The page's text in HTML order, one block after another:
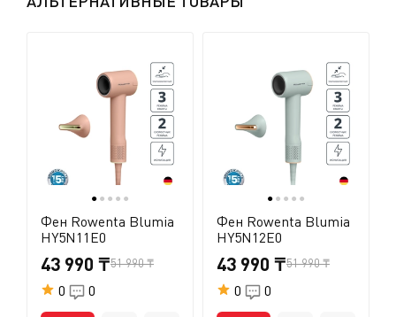
ТОНКАЯ МАГНИТНАЯ НАСАДКА 6 ММ: Магнитная
нужную форму направленным потоком воздуха
обрабатывайте поверхности прибора
спиртосодержащими жидкостями и не погружайте его
в воду (помните, что перед тем, как чистить прибор,
нужно обязательно вынуть из розетки вилку его
электрического провода).
● ● ● ● ●
Фен Rowenta Blumia
HY5N11E0
43 990 ₸51 990 ₸
0 0
● ● ● ● ●
Фен Rowenta Blumia
HY5N12E0
43 990 ₸51 990 ₸
0 0